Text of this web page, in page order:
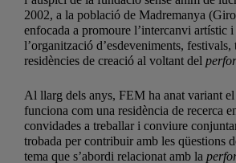
2002, a la població de Madremanya
enfocada a promoure l’intercanvi artístic
l’organització d’esdeveniments, festivals,
residències de creació al voltant del
Al llarg dels anys, FEM ha anat variant
funciona com una residència de recerca
convidades a treballar i conviure
trobada per contribuir amb les qüestions
tema que s’abordi relacionat amb la